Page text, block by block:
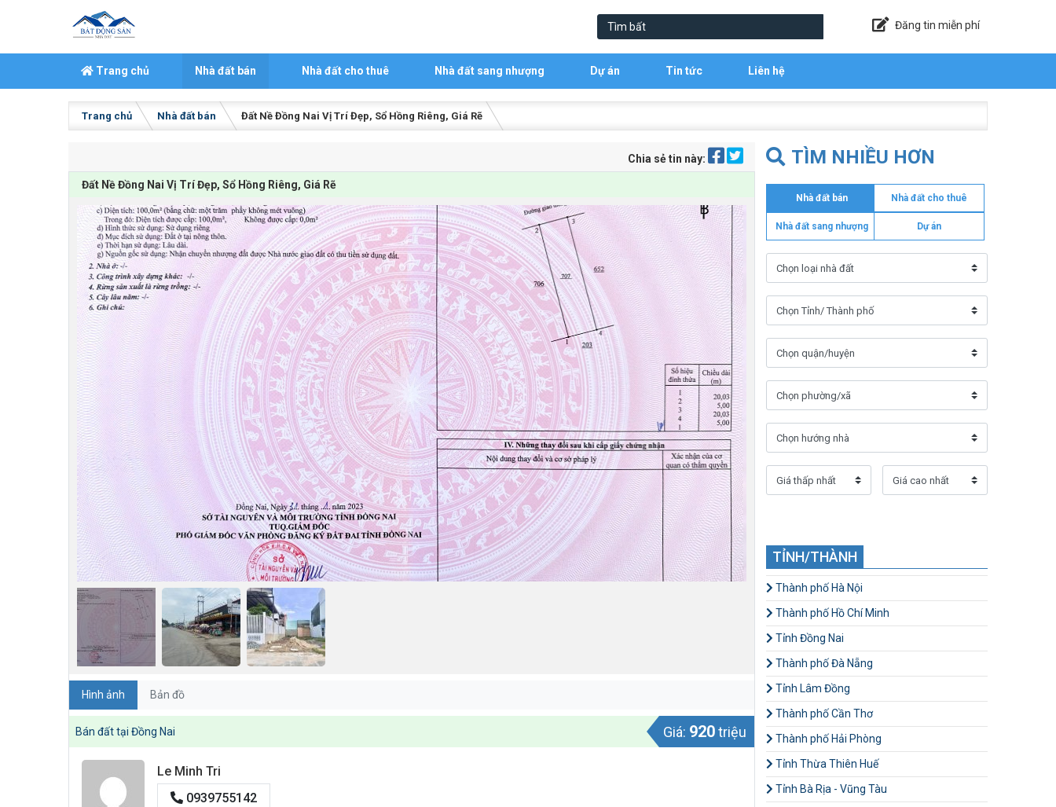
Đăng tin miễn phí
Trang chủ Nhà đất bán Nhà đất cho thuê Nhà đất sang nhượng Dự án Tin tức Liên hệ
Trang chủ Nhà đất bán Đất Nề Đồng Nai Vị Trí Đẹp, Sổ Hồng Riêng, Giá Rẽ
Chia sẻ tin này:
Đất Nề Đồng Nai Vị Trí Đẹp, Sổ Hồng Riêng, Giá Rẽ
Hình ảnh Bản đồ
Bán đất tại Đồng Nai Giá: 920triệu
Le Minh Tri
0939755142
TÌM NHIỀU HƠN
Nhà đất bán Nhà đất cho thuê
Nhà đất sang nhượng Dự án
TỈNH/THÀNH
Thành phố Hà Nội
Thành phố Hồ Chí Minh
Tỉnh Đồng Nai
Thành phố Đà Nẵng
Tỉnh Lâm Đồng
Thành phố Cần Thơ
Thành phố Hải Phòng
Tỉnh Thừa Thiên Huế
Tỉnh Bà Rịa - Vũng Tàu